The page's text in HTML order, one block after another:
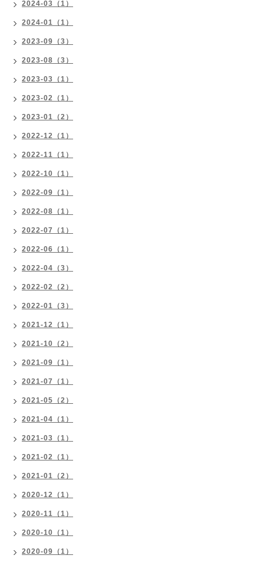
2024-03（1）
2024-01（1）
2023-09（3）
2023-08（3）
2023-03（1）
2023-02（1）
2023-01（2）
2022-12（1）
2022-11（1）
2022-10（1）
2022-09（1）
2022-08（1）
2022-07（1）
2022-06（1）
2022-04（3）
2022-02（2）
2022-01（3）
2021-12（1）
2021-10（2）
2021-09（1）
2021-07（1）
2021-05（2）
2021-04（1）
2021-03（1）
2021-02（1）
2021-01（2）
2020-12（1）
2020-11（1）
2020-10（1）
2020-09（1）